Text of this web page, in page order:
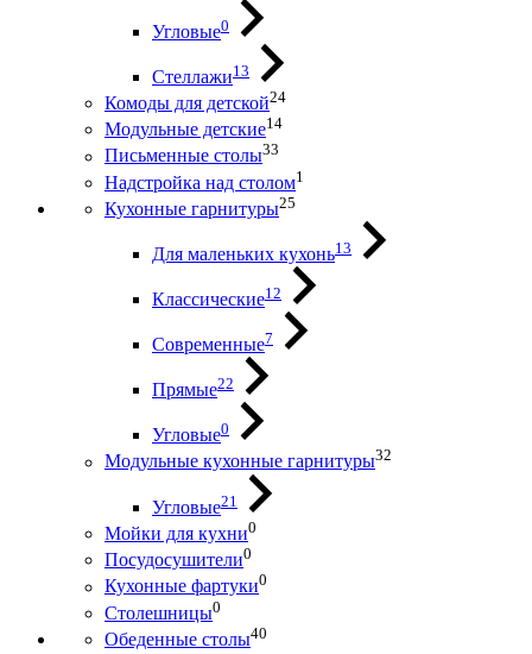
Угловые0
Стеллажи13
Комоды для детской24
Модульные детские14
Письменные столы33
Надстройка над столом1
Кухонные гарнитуры25
Для маленьких кухонь13
Классические12
Современные7
Прямые22
Угловые0
Модульные кухонные гарнитуры32
Угловые21
Мойки для кухни0
Посудосушители0
Кухонные фартуки0
Столешницы0
Обеденные столы40